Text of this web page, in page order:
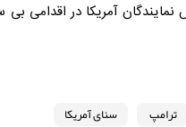
آمریکا در اقدامی
ترامپ سنای آمریکا